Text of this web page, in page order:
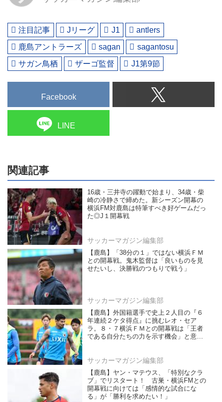
注目記事 Jリーグ J1
antlers
鹿島アントラーズ
sagan
sagantosu
サガン鳥栖
ザーゴ監督 J1第9節
Facebook
LINE
関連記事
16歳・三井寺の躍動で始まり、34歳・柴
崎の冷静さで締めた。新シーズン開幕の
横浜FM対鹿島は特筆すべき好ゲームだっ
た◎J１開幕戦
サッカーマガジン編集部
【鹿島】「38分の１」ではない横浜ＦＭ
との開幕戦。鬼木監督は「良いものを見
せたいし、決勝戦のつもりで戦う」
サッカーマガジン編集部
【鹿島】外国籍選手で史上２人目の『６
年連続２ケタ得点』に挑むレオ・セア
ラ。８・７横浜ＦＭとの開幕戦は「王者
である自分たちの力を示す機会」と意気
サッカーマガジン編集部
【鹿島】ヤン・マテウス、「特別なクラ
ブ」でリスタート！ 古巣・横浜FMとの
開幕戦に向けては「感情的な試合にな
る」が「勝利を求めたい！」